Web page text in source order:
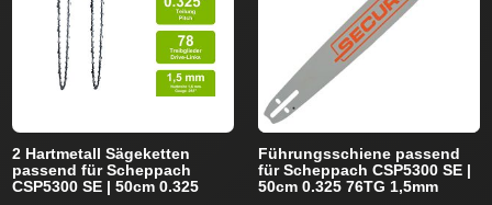
2 Hartmetall Sägeketten
passend für Scheppach
CSP5300 SE | 50cm 0.325
Führungsschiene passend
für Scheppach CSP5300 SE |
50cm 0.325 76TG 1,5mm